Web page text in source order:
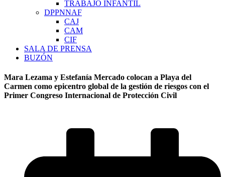
TRABAJO INFANTIL
DPPNNAF
CAJ
CAM
CIF
SALA DE PRENSA
BUZÓN
Mara Lezama y Estefanía Mercado colocan a Playa del
Carmen como epicentro global de la gestión de riesgos con el
Primer Congreso Internacional de Protección Civil